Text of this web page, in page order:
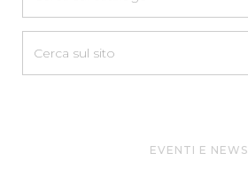
EVENTI E NEWS